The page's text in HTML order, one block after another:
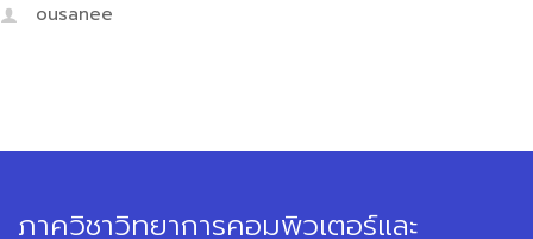
ousanee
ภาควิชาวิทยาการคอมพิวเตอร์และ